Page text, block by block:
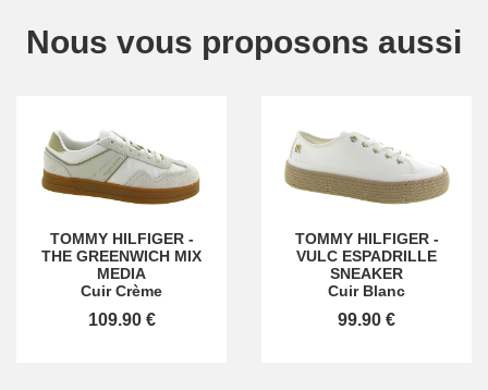
Nous vous proposons aussi
TOMMY HILFIGER-
THE GREENWICH MIX
MEDIA
Cuir Crème
109.90 €
TOMMY HILFIGER-
VULC ESPADRILLE
SNEAKER
Cuir Blanc
99.90 €